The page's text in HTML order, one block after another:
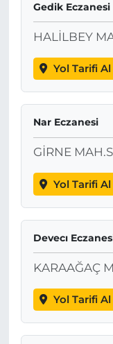
Gedik Eczanesi
HALİLBEY
Yol Tarifi Al
Nar Eczanesi
GİRNE
Yol Tarifi Al
Devecı
KARAAĞAÇ
Yol Tarifi Al